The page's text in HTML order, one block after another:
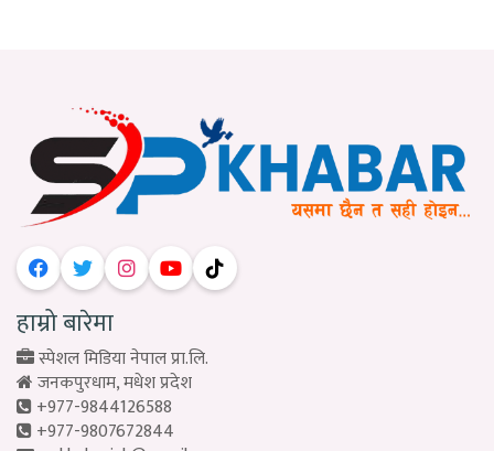
हाम्रो बारेमा
स्पेशल मिडिया नेपाल प्रा.लि.
जनकपुरधाम, मधेश प्रदेश
+977-9844126588
+977-9807672844